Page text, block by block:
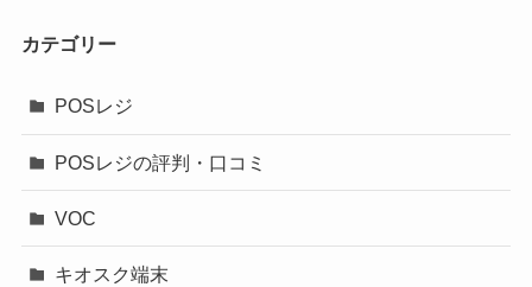
カテゴリー
POSレジ
POSレジの評判・口コミ
VOC
キオスク端末